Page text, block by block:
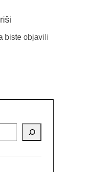
(NEĆU DA
biste objavili